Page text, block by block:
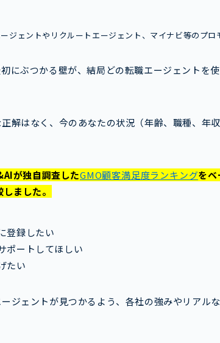
ジェントやリクルートエージェント、マイナビ等のプロ
にぶつかる壁が、結局どの転職エージェントを
解はなく、今のあなたの状況（年齢、職種、年
が独自調査したGMO顧客満足度ランキングをベ
ました。
登録したい
ポートしてほしい
たい
ジェントが見つかるよう、各社の強みやリアル